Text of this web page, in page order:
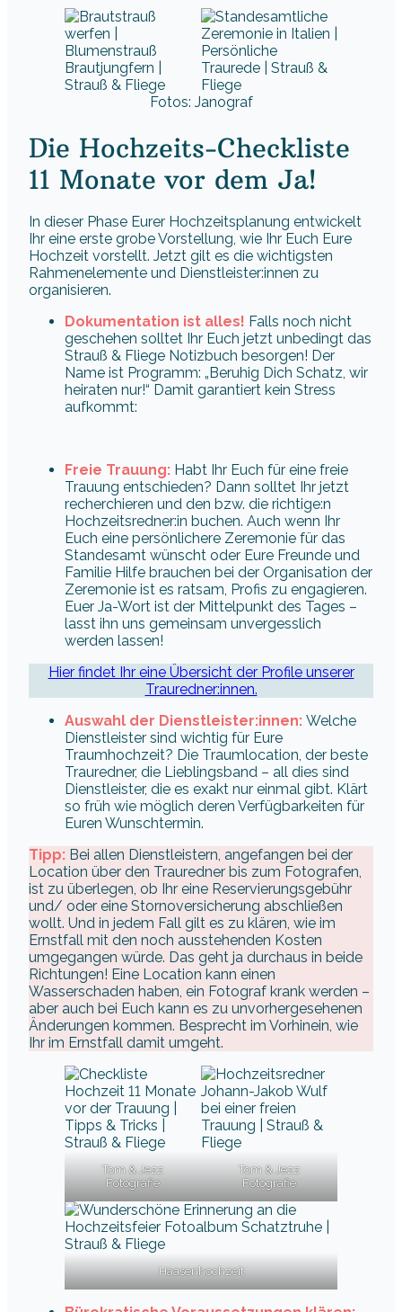
Fotos: Janograf
Die Hochzeits-Checkliste
11 Monate vor dem Ja!
In dieser Phase Eurer Hochzeitsplanung entwickelt
Ihr eine erste grobe Vorstellung, wie Ihr Euch Eure
Hochzeit vorstellt. Jetzt gilt es die wichtigsten
Rahmenelemente und Dienstleister:innen zu
organisieren.
Dokumentation ist alles! Falls noch nicht
geschehen solltet Ihr Euch jetzt unbedingt das
Strauß & Fliege Notizbuch besorgen! Der
Name ist Programm: „Beruhig Dich Schatz, wir
heiraten nur!“ Damit garantiert kein Stress
aufkommt:
Freie Trauung: Habt Ihr Euch für eine freie
Trauung entschieden? Dann solltet Ihr jetzt
recherchieren und den bzw. die richtige:n
Hochzeitsredner:in buchen. Auch wenn Ihr
Euch eine persönlichere Zeremonie für das
Standesamt wünscht oder Eure Freunde und
Familie Hilfe brauchen bei der Organisation der
Zeremonie ist es ratsam, Profis zu engagieren.
Euer Ja-Wort ist der Mittelpunkt des Tages –
lasst ihn uns gemeinsam unvergesslich
werden lassen!
Hier findet Ihr eine Übersicht der Profile unserer
Trauredner:innen.
Auswahl der Dienstleister:innen: Welche
Dienstleister sind wichtig für Eure
Traumhochzeit? Die Traumlocation, der beste
Trauredner, die Lieblingsband – all dies sind
Dienstleister, die es exakt nur einmal gibt. Klärt
so früh wie möglich deren Verfügbarkeiten für
Euren Wunschtermin.
Tipp: Bei allen Dienstleistern, angefangen bei der
Location über den Trauredner bis zum Fotografen,
ist zu überlegen, ob Ihr eine Reservierungsgebühr
und/ oder eine Stornoversicherung abschließen
wollt. Und in jedem Fall gilt es zu klären, wie im
Ernstfall mit den noch ausstehenden Kosten
umgegangen würde. Das geht ja durchaus in beide
Richtungen! Eine Location kann einen
Wasserschaden haben, ein Fotograf krank werden –
aber auch bei Euch kann es zu unvorhergesehenen
Änderungen kommen. Besprecht im Vorhinein, wie
Ihr im Ernstfall damit umgeht.
Tom & Jezz
Fotografie
Tom & Jezz
Fotografie
Haasenhochzeit